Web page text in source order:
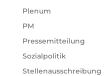
Plenum
PM
Pressemitteilung
Sozialpolitik
Stellenausschreibung